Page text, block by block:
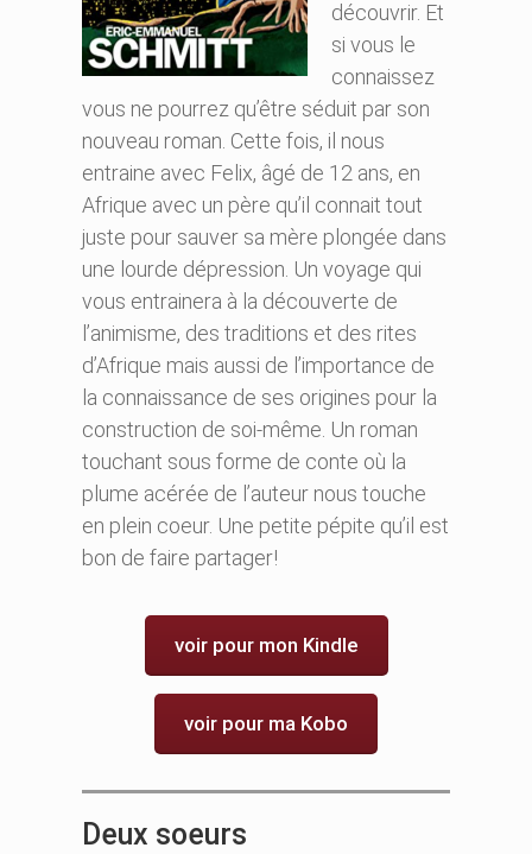
découvrir. Et
si vous le
connaissez
vous ne pourrez qu’être séduit par son
nouveau roman. Cette fois, il nous
entraine avec Felix, âgé de 12 ans, en
Afrique avec un père qu’il connait tout
juste pour sauver sa mère plongée dans
une lourde dépression. Un voyage qui
vous entrainera à la découverte de
l’animisme, des traditions et des rites
d’Afrique mais aussi de l’importance de
la connaissance de ses origines pour la
construction de soi-même. Un roman
touchant sous forme de conte où la
plume acérée de l’auteur nous touche
en plein coeur. Une petite pépite qu’il est
bon de faire partager!
voir pour mon Kindle
voir pour ma Kobo
Deux soeurs